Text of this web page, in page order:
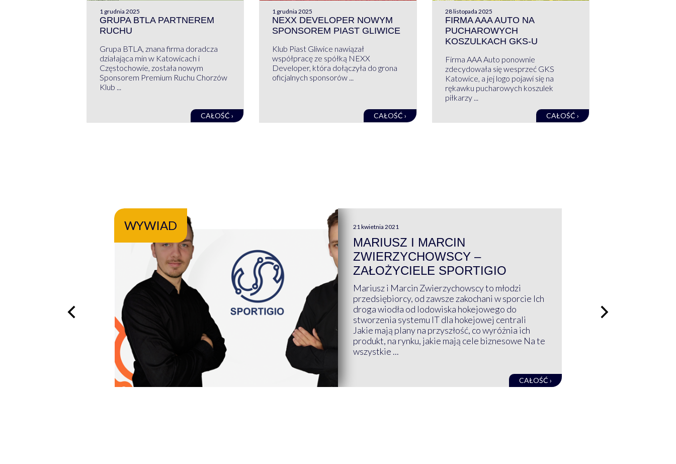
1 grudnia 2025
GRUPA BTLA PARTNEREM
RUCHU
Grupa BTLA, znana firma doradcza
działająca min w Katowicach i
Częstochowie, została nowym
Sponsorem Premium Ruchu Chorzów
Klub ...
CAŁOŚĆ ›
1 grudnia 2025
NEXX DEVELOPER NOWYM
SPONSOREM PIAST GLIWICE
Klub Piast Gliwice nawiązał
współpracę ze spółką NEXX
Developer, która dołączyła do grona
oficjalnych sponsorów ...
CAŁOŚĆ ›
28 listopada 2025
FIRMA AAA AUTO NA
PUCHAROWYCH
KOSZULKACH GKS-U
Firma AAA Auto ponownie
zdecydowała się wesprzeć GKS
Katowice, a jej logo pojawi się na
rękawku pucharowych koszulek
piłkarzy ...
CAŁOŚĆ ›
WYWIAD 21 kwietnia 2021
MARIUSZ I MARCIN
ZWIERZYCHOWSCY –
ZAŁOŻYCIELE SPORTIGIO
Mariusz i Marcin Zwierzychowscy to młodzi
przedsiębiorcy, od zawsze zakochani w sporcie Ich
droga wiodła od lodowiska hokejowego do
stworzenia systemu IT dla hokejowej centrali
Jakie mają plany na przyszłość, co wyróżnia ich
produkt, na rynku, jakie mają cele biznesowe Na te
wszystkie ...
CAŁOŚĆ ›